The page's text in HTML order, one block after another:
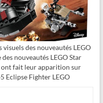
des nouveautés LEGO
nouveautés LEGO Star
ont fait leur apparition sur
Eclipse Fighter LEGO